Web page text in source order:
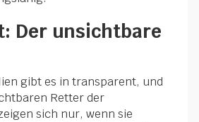
Der unsichtbare
gibt es in transparent, und
Retter der
sich nur, wenn sie